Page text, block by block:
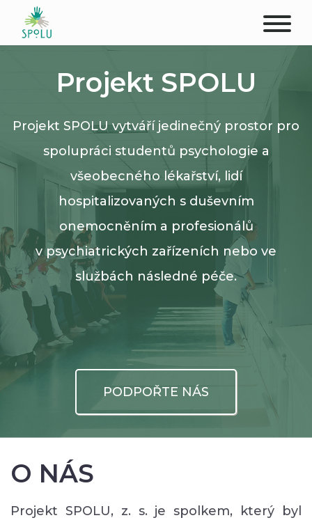
PŮSOBIŠTĚ
KLIENTI
PROFESIONÁLOVÉ
STUDENTI
Projekt SPOLU
Projekt SPOLU vytváří jedinečný prostor pro
spolupráci studentů psychologie a
všeobecného lékařství, lidí
hospitalizovaných s duševním
onemocněním a profesionálů
v psychiatrických zařízeních nebo ve
službách následné péče.
PODPOŘTE NÁS
O NÁS
Projekt SPOLU, z. s. je spolkem, který byl